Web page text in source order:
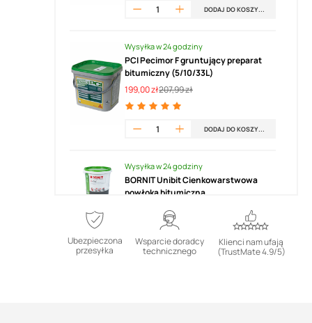
DODAJ DO KOSZYKA
Wysyłka w 24 godziny
PCI Pecimor F gruntujący preparat
bitumiczny (5/10/33L)
199,00 zł207,99 zł
DODAJ DO KOSZYKA
Wysyłka w 24 godziny
BORNIT Unibit Cienkowarstwowa
powłoka bitumiczna
DODAJ DO KOSZYKA
Ubezpieczona
przesyłka
Wsparcie doradcy
technicznego
Klienci nam ufają
(TrustMate 4.9/5)